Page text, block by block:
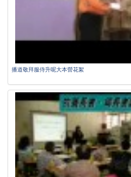
播道敬拜服侍升呢大本營花絮